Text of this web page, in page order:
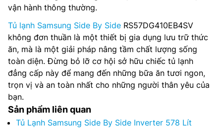
vận hành thông thường.
Tủ lạnh Samsung Side By Side RS57DG410EB4SV
không đơn thuần là một thiết bị gia dụng lưu trữ thức
ăn, mà là một giải pháp nâng tầm chất lượng sống
toàn diện. Đừng bỏ lỡ cơ hội sở hữu chiếc tủ lạnh
đẳng cấp này để mang đến những bữa ăn tươi ngon,
trọn vị và an toàn nhất cho những người thân yêu của
bạn.
Sản phẩm liên quan
Tủ Lạnh Samsung Side By Side Inverter 578 Lít